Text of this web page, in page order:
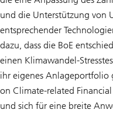
und die Unterstützung von
entsprechender
dazu, dass die BoE
einen Klimawandel-
ihr eigenes Anlageportfolio
on Climate-related
und sich für eine breite